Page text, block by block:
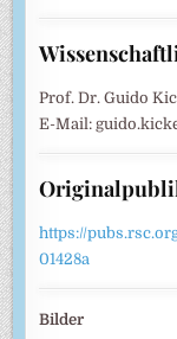
Prof. Dr. Guido
E-Mail:
https://
01428a
Bilder